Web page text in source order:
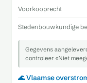
Voorkooprecht
Stedenbouwkundige
Gegevens
controleer «Niet
🌊 Vlaamse